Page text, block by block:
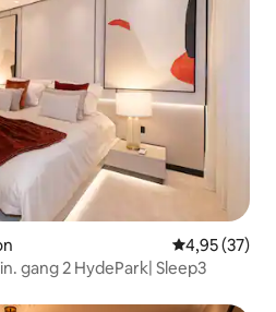
4,95 ud af 5 i
4,95 (37)
gang 2 HydePark| Sleep3